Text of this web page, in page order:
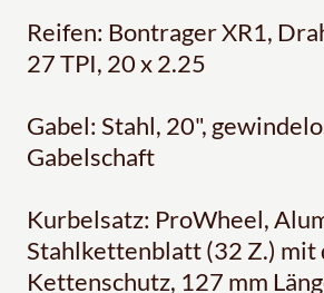
Reifen: Bontrager XR1,
27 TPI, 20 x 2.25
Gabel: Stahl, 20",
Gabelschaft
Kurbelsatz: ProWheel,
Stahlkettenblatt (32 Z.) mit
Kettenschutz, 127 mm